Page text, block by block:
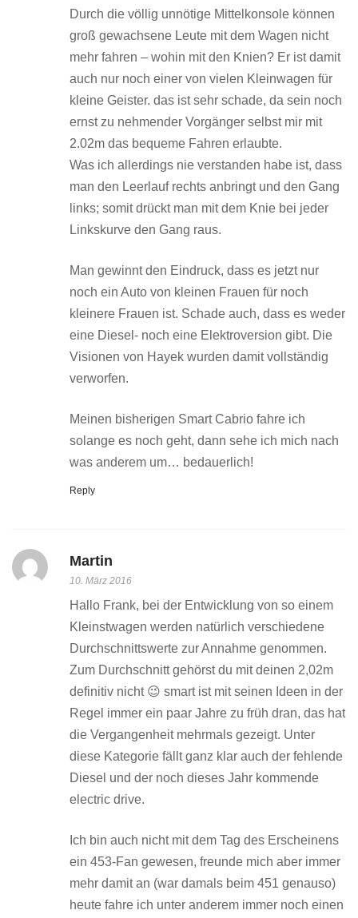
Durch die völlig unnötige Mittelkonsole können
groß gewachsene Leute mit dem Wagen nicht
mehr fahren – wohin mit den Knien? Er ist damit
auch nur noch einer von vielen Kleinwagen für
kleine Geister. das ist sehr schade, da sein noch
ernst zu nehmender Vorgänger selbst mir mit
2.02m das bequeme Fahren erlaubte.
Was ich allerdings nie verstanden habe ist, dass
man den Leerlauf rechts anbringt und den Gang
links; somit drückt man mit dem Knie bei jeder
Linkskurve den Gang raus.
Man gewinnt den Eindruck, dass es jetzt nur
noch ein Auto von kleinen Frauen für noch
kleinere Frauen ist. Schade auch, dass es weder
eine Diesel- noch eine Elektroversion gibt. Die
Visionen von Hayek wurden damit vollständig
verworfen.
Meinen bisherigen Smart Cabrio fahre ich
solange es noch geht, dann sehe ich mich nach
was anderem um… bedauerlich!
Reply
Martin
10. März 2016
Hallo Frank, bei der Entwicklung von so einem
Kleinstwagen werden natürlich verschiedene
Durchschnittswerte zur Annahme genommen.
Zum Durchschnitt gehörst du mit deinen 2,02m
definitiv nicht 😉 smart ist mit seinen Ideen in der
Regel immer ein paar Jahre zu früh dran, das hat
die Vergangenheit mehrmals gezeigt. Unter
diese Kategorie fällt ganz klar auch der fehlende
Diesel und der noch dieses Jahr kommende
electric drive.
Ich bin auch nicht mit dem Tag des Erscheinens
ein 453-Fan gewesen, freunde mich aber immer
mehr damit an (war damals beim 451 genauso)
heute fahre ich unter anderem immer noch einen